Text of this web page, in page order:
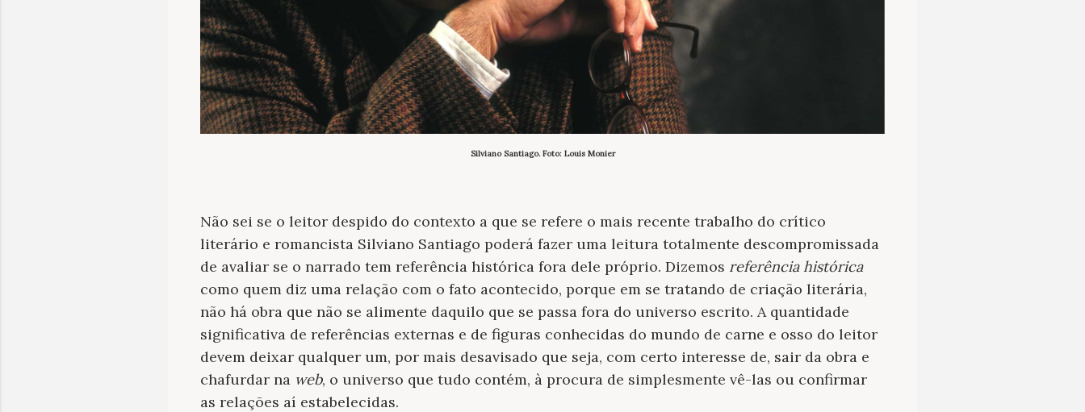
Silviano Santiago. Foto: Louis Monier
Não sei se o leitor despido do contexto a que se refere o mais recente trabalho do crítico
literário e romancista Silviano Santiago poderá fazer uma leitura totalmente descompromissada
de avaliar se o narrado tem referência histórica fora dele próprio. Dizemos referência histórica
como quem diz uma relação com o fato acontecido, porque em se tratando de criação literária,
não há obra que não se alimente daquilo que se passa fora do universo escrito. A quantidade
significativa de referências externas e de figuras conhecidas do mundo de carne e osso do leitor
devem deixar qualquer um, por mais desavisado que seja, com certo interesse de, sair da obra e
chafurdar na web, o universo que tudo contém, à procura de simplesmente vê-las ou confirmar
as relações aí estabelecidas.